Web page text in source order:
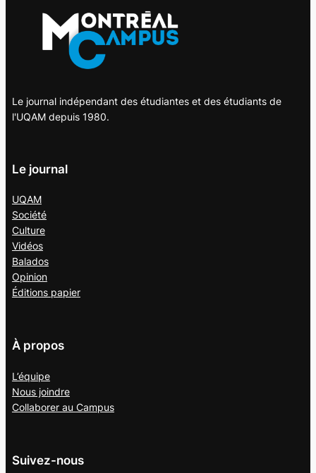
Le journal indépendant des étudiantes et des étudiants de
l'UQAM depuis 1980.
Le journal
UQAM
Société
Culture
Vidéos
Balados
Opinion
Éditions papier
À propos
L’équipe
Nous joindre
Collaborer au Campus
Suivez-nous